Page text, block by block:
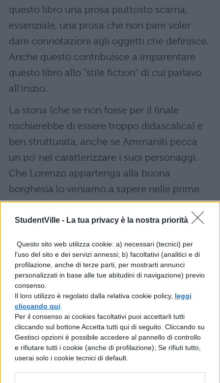
StudentVille - La tua privacy è la nostra priorità
Questo sito web utilizza cookie: a) necessari (tecnici) per
l'uso del sito e dei servizi annessi; b) facoltativi (analitici e di
profilazione, anche di terze parti, per mostrarti annunci
personalizzati in base alle tue abitudini di navigazione) previo
consenso.
Il loro utilizzo è regolato dalla relativa cookie policy, leggi
cliccando qui
Per il consenso ai cookies facoltativi puoi accettarli tutti
cliccando sul bottone Accetta tutti qui di seguito. Cliccando su
Gestisci opzioni è possibile accedere al pannello di controllo
e rifiutare tutti i cookie (anche di profilazione); Se rifiuti tutto,
userai solo i cookie tecnici di default.
questo libro una prosa piuttosto scarna,
essenziale, una prosa che non pare voler
dare connotazioni agli oggetti che definisce.
Anche questo contribuisce a imparentare
questo libro allo “stile fiction” di cui parlavo
all’inizio.
La storia (che se non fosse per il finale
rischierebbe di essere troppo didascalica) è
ben strutturata, anche se Ammaniti pecca
un po’ nel caratterizzare i suoi personaggi.
Che Lorenzo appartenga alla buona
borghesia lo veniamo a sapere nelle prime
pagine attraverso indizi molto chiari e
piuttosto scontati: la macchina costosa dei
attrezzatura da sci ottenuta con un
capriccio, il lavoro del padre… insomma, è
tutto troppo facile e “perfetto”, esposto in
maniera troppo diretta.
E allo stesso modo la crescita (la
maturazione) del ragazzo, la figura “dannata”
della sorellastra mi sembrano temi e